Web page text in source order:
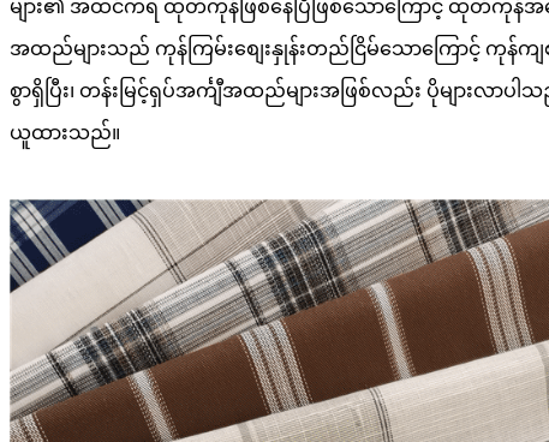
များ၏ အထင်ကရ ထုတ်ကုန်ဖြစ်နေပြီဖြစ်သောကြောင့် ထုတ်ကုန်အခ
အထည်များသည် ကုန်ကြမ်းစျေးနှုန်းတည်ငြိမ်သောကြောင့်
စွာရှိပြီး၊ တန်းမြင့်ရှပ်အင်္ကျီအထည်များအဖြစ်လည်း ပိုများ
ယူထားသည်။